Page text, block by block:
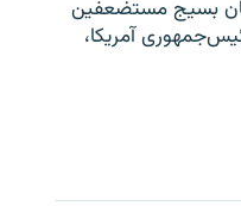
بسیج مستضعفین
آمریکا،